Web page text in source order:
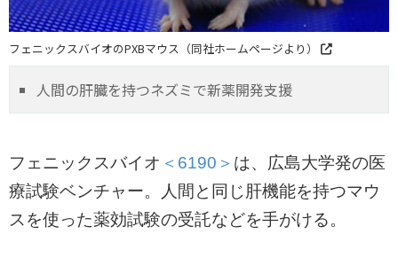
フェニックスバイオのPXBマウス（同社ホームページより）
人間の肝臓を持つネズミで新薬開発支援
フェニックスバイオ ＜6190＞ は、広島大学発の医
療試験ベンチャー。人間と同じ肝機能を持つマウ
スを使った薬効試験の受託などを手がける。